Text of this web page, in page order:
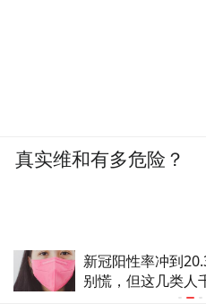
率冲到20.3%：又阳了
这几类人千万别硬扛
真实维和有多危险？